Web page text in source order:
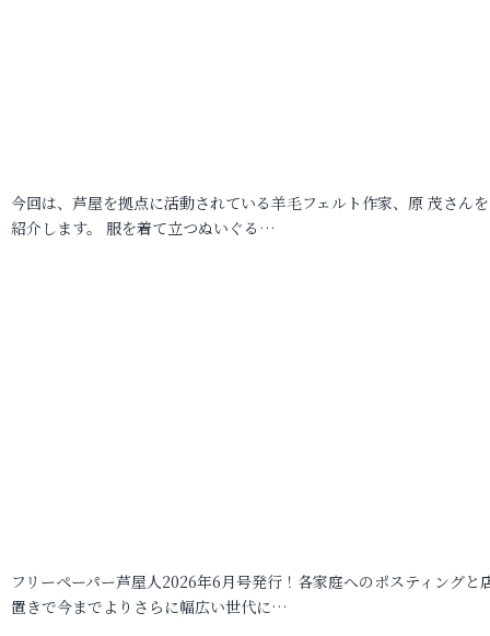
今回は、芦屋を拠点に活動されている羊毛フェルト作家、原 茂さん
紹介します。 服を着て立つぬいぐる…
フリーペーパー芦屋人2026年6月号発行！各家庭へのポスティングと
置きで今までよりさらに幅広い世代に…